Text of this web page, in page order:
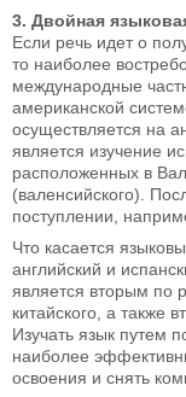
3. Двойная
Если речь идет о
то наиболее
международные
американской
осуществляется на
является изучение
расположенных в
(валенсийского).
поступлении,
Что касается
английский и
является вторым по
китайского, а также
Изучать язык путем
наиболее
освоения и снять